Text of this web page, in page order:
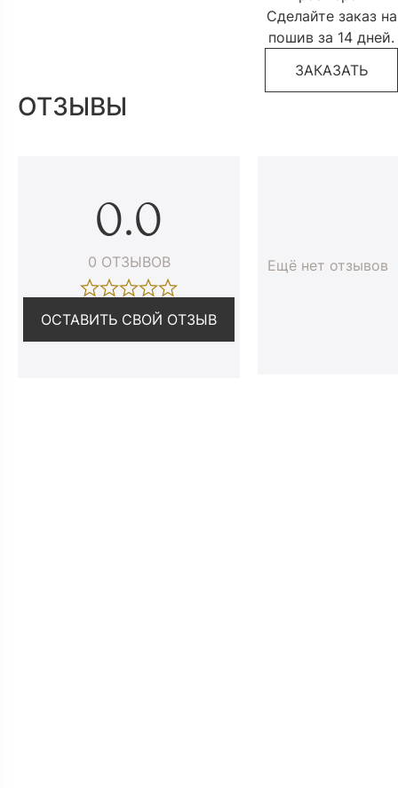
Сделайте заказ на
пошив за 14 дней.
ЗАКАЗАТЬ
ОТЗЫВЫ
0.0
0 ОТЗЫВОВ
ОСТАВИТЬ СВОЙ ОТЗЫВ
Ещё нет отзывов